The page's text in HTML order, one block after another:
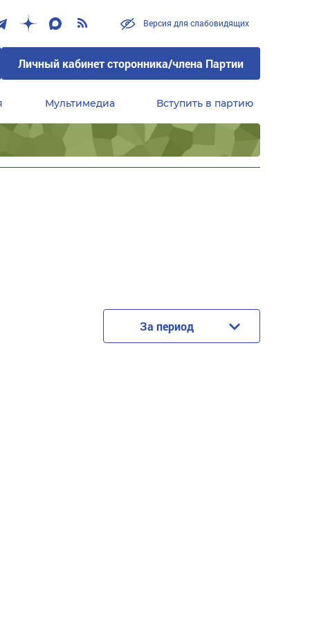
Версия для слабовидящих
Личный кабинет сторонника/члена Партии
Мультимедиа Вступить в партию
За период